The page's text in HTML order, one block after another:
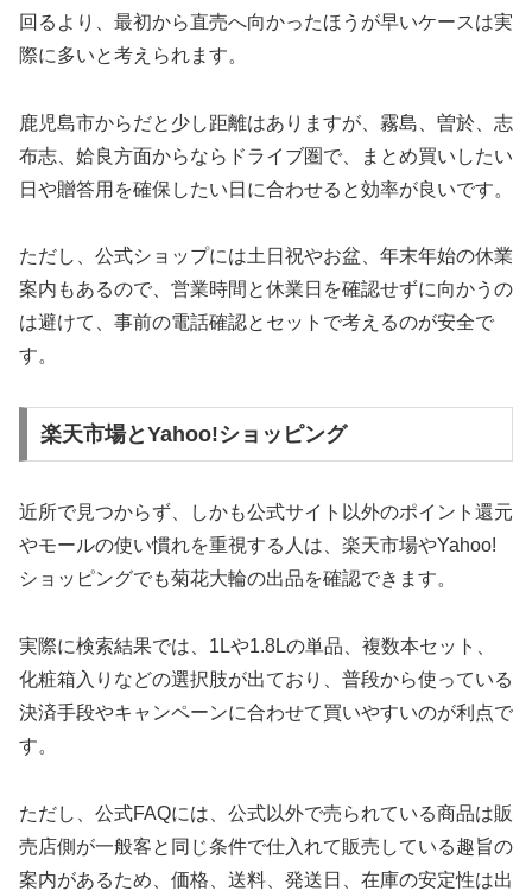
回るより、最初から直売へ向かったほうが早いケースは実
際に多いと考えられます。
鹿児島市からだと少し距離はありますが、霧島、曽於、志
布志、姶良方面からならドライブ圏で、まとめ買いしたい
日や贈答用を確保したい日に合わせると効率が良いです。
ただし、公式ショップには土日祝やお盆、年末年始の休業
案内もあるので、営業時間と休業日を確認せずに向かうの
は避けて、事前の電話確認とセットで考えるのが安全で
す。
楽天市場とYahoo!ショッピング
近所で見つからず、しかも公式サイト以外のポイント還元
やモールの使い慣れを重視する人は、楽天市場やYahoo!
ショッピングでも菊花大輪の出品を確認できます。
実際に検索結果では、1Lや1.8Lの単品、複数本セット、
化粧箱入りなどの選択肢が出ており、普段から使っている
決済手段やキャンペーンに合わせて買いやすいのが利点で
す。
ただし、公式FAQには、公式以外で売られている商品は販
売店側が一般客と同じ条件で仕入れて販売している趣旨の
案内があるため、価格、送料、発送日、在庫の安定性は出